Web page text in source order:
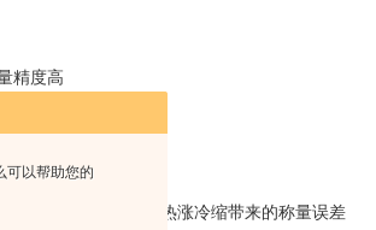
可以帮助您的
精度高
，可以消除槽罐因热涨冷缩带来的称量误差